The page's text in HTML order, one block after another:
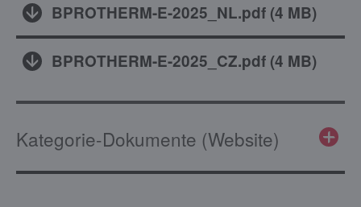
BPROTHERM-E-2025_NL.pdf (4 MB)
BPROTHERM-E-2025_CZ.pdf (4 MB)
Kategorie-Dokumente (Website)